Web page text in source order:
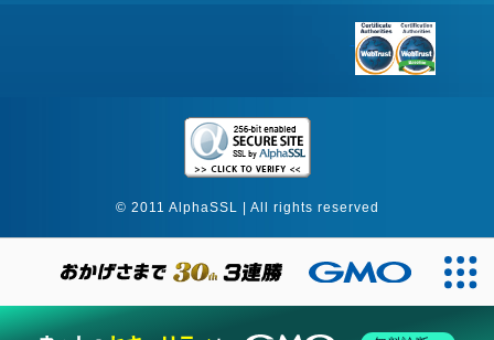
© 2011 AlphaSSL | All rights reserved